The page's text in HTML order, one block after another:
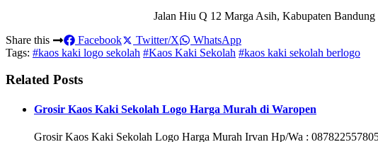
Jalan Hiu Q 12 Marga Asih, Kabupaten Bandung
Share this
Facebook Twitter/X
WhatsApp
Tags: #kaos kaki logo sekolah #Kaos Kaki Sekolah #kaos kaki sekolah berlogo
Related Posts
Grosir Kaos Kaki Sekolah Logo Harga Murah di Waropen
Grosir Kaos Kaki Sekolah Logo Harga Murah Irvan Hp/Wa :